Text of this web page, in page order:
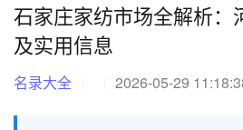
石家庄家纺市场全解析：
及实用信息
名录大全 2026-05-29